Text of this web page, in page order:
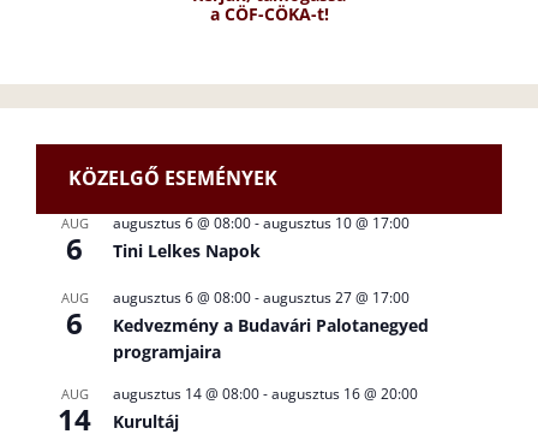
a CÖF-CÖKA-t!
KÖZELGŐ ESEMÉNYEK
AUG
6
augusztus 6 @ 08:00-augusztus 10 @ 17:00
Tini Lelkes Napok
AUG
6
augusztus 6 @ 08:00-augusztus 27 @ 17:00
Kedvezmény a Budavári Palotanegyed
programjaira
AUG
14
augusztus 14 @ 08:00-augusztus 16 @ 20:00
Kurultáj